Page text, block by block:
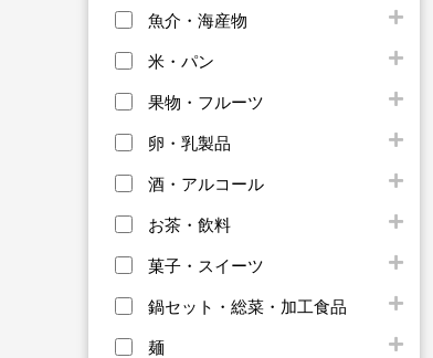
魚介・海産物
米・パン
果物・フルーツ
卵・乳製品
酒・アルコール
お茶・飲料
菓子・スイーツ
鍋セット・総菜・加工食品
麺